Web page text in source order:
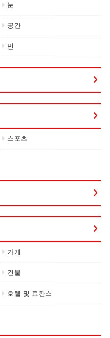
눈
공간
빈
스포츠
가게
건물
호텔 및 료칸스